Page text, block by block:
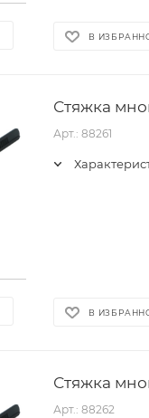
В
Стяжка
Арт.: 88261
В
Стяжка
Арт.: 88262